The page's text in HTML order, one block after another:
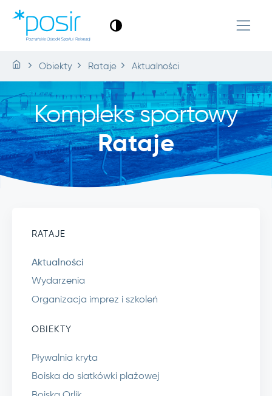
Obiekty Rataje Aktualności
Kompleks sportowy
Rataje
RATAJE
Aktualności
Wydarzenia
Organizacja imprez i szkoleń
OBIEKTY
Pływalnia kryta
Boiska do siatkówki plażowej